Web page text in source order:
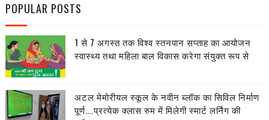
POPULAR POSTS
1 से 7 अगस्त तक विश्व स्तनपान सप्ताह का आयोजन
स्वास्थ्य तथा महिला बाल विकास करेगा संयुक्त रूप से
अटल मेमोरीयल स्कूल के नवीन ब्लॉक का सिविल निर्माण
पूर्ण….प्रत्येक क्लास रुम में मिलेगी स्मार्ट लर्निंग की